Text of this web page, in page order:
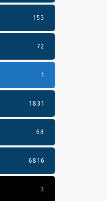
153
72
1
1831
68
6816
3